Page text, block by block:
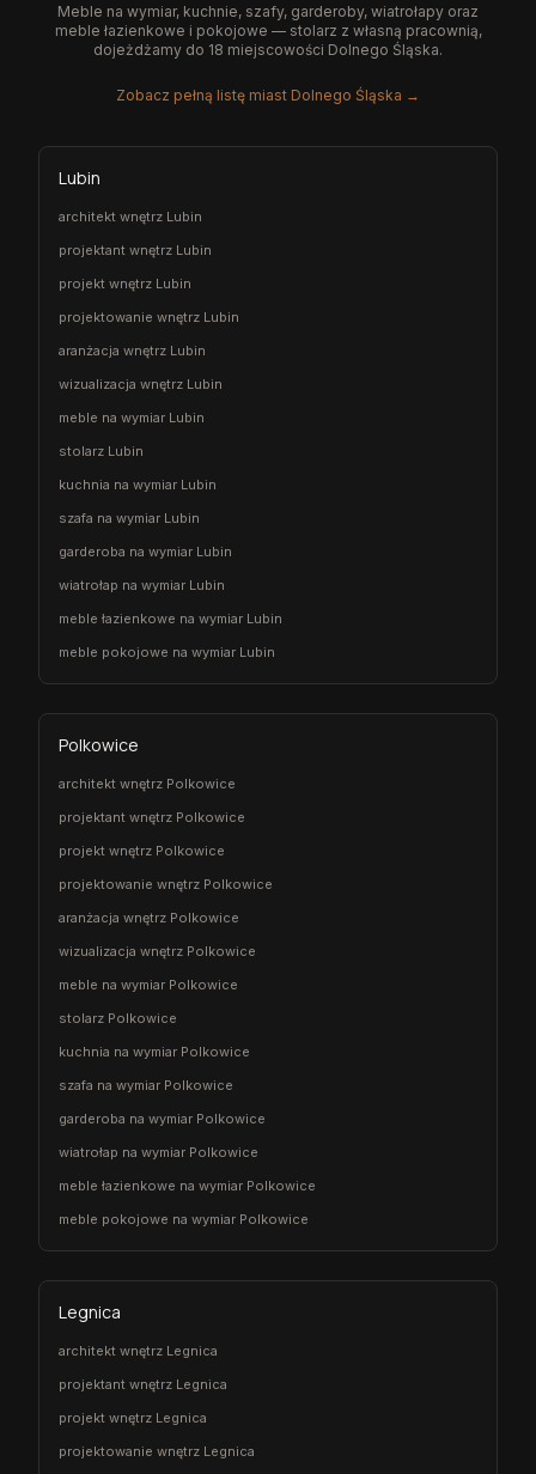
Meble na wymiar, kuchnie, szafy, garderoby, wiatrołapy oraz
meble łazienkowe i pokojowe — stolarz z własną pracownią,
dojeżdżamy do 18 miejscowości Dolnego Śląska.
Zobacz pełną listę miast Dolnego Śląska →
Lubin
architekt wnętrz Lubin
projektant wnętrz Lubin
projekt wnętrz Lubin
projektowanie wnętrz Lubin
aranżacja wnętrz Lubin
wizualizacja wnętrz Lubin
meble na wymiar Lubin
stolarz Lubin
kuchnia na wymiar Lubin
szafa na wymiar Lubin
garderoba na wymiar Lubin
wiatrołap na wymiar Lubin
meble łazienkowe na wymiar Lubin
meble pokojowe na wymiar Lubin
Polkowice
architekt wnętrz Polkowice
projektant wnętrz Polkowice
projekt wnętrz Polkowice
projektowanie wnętrz Polkowice
aranżacja wnętrz Polkowice
wizualizacja wnętrz Polkowice
meble na wymiar Polkowice
stolarz Polkowice
kuchnia na wymiar Polkowice
szafa na wymiar Polkowice
garderoba na wymiar Polkowice
wiatrołap na wymiar Polkowice
meble łazienkowe na wymiar Polkowice
meble pokojowe na wymiar Polkowice
Legnica
architekt wnętrz Legnica
projektant wnętrz Legnica
projekt wnętrz Legnica
projektowanie wnętrz Legnica